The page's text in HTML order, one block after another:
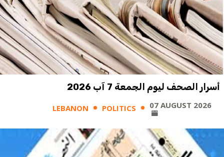
أسرار الصحف ليوم الجمعة 7 آب 2026
LEBANON POLITICS 07 AUGUST 2026